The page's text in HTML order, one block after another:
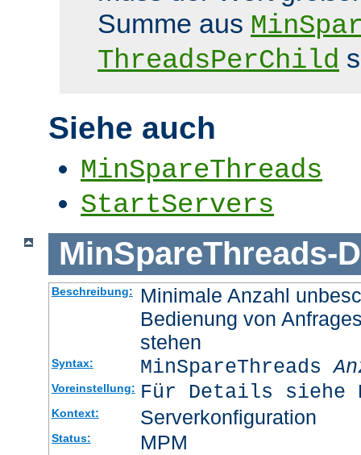
Summe aus
ThreadsPerChild
Siehe auch
MinSpareThreads
StartServers
MinSpareThreads-
Beschreibung:
Minimale Anzahl
Bedienung von
stehen
Syntax: MinSpareThreads
Voreinstellung: Für Details siehe
Kontext: Serverkonfiguration
Status: MPM